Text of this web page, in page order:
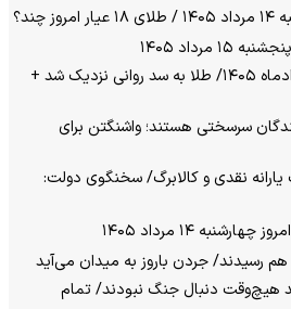
مرداد ۱۴۰۵
قیمت طلا امروز ۱۵ مردادماه ۱۴۰۵/ طلا به سد روانی نزدیک شد +
سرسختی هستند؛ واشنگتن برای
یارانه نقدی و کالابرگ/ سخنگوی دولت:
۱۴ مرداد ۱۴۰۵
هم رسیدند/ جردن باروز به میدان می‌آید
هیچ‌وقت دنبال جنگ نبودند/ تمام